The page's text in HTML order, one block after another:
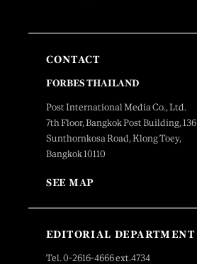
CONTACT
FORBES THAILAND
Post International Media Co., Ltd.
7th Floor, Bangkok Post Building, 136
Sunthornkosa Road, Klong Toey,
Bangkok 10110
SEE MAP
EDITORIAL DEPARTMENT
Tel. 0-2616-4666 ext.4734